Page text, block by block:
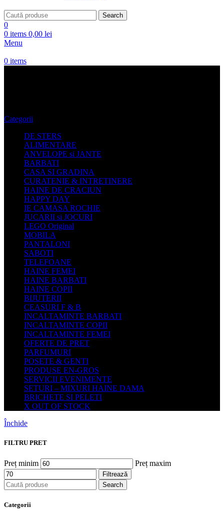
Search
0
0 items 0,00 lei
Menu
0 items
Categorii
DE STERS
ALIMENTARE
ANVELOPE si JANTE
BARBATI
CASA SI GRADINA
CURATENIE & INTRETINERE
HAINE DE CRACIUN
HAPPY DAY
IE CAMASA ROCHIE
JUCARII si JOCURI
LEGO Original
MOBILA
PANTALONI
SABOTI
TELEFOANE
HAINE FEMEI
HAINE BARBATI
HAINE COPII
BIJUTERII
CEASURI F & B
INCALTAMINTE BARBATI
INCALTAMINTE COPII
INCALTAMINTE FEMEI
OFERTE DE PRET
PARFUMURI
POSETE & GENTI
PRODUSE EN-GROS
SERVICII EVENIMENTE
SETURI – MIXURI HAINE DAMA
BRICHETE SI PELETI
X OUT OF STOCK
Închide
FILTRU PRET
Preț minim Preț maxim
Filtrează
Search
Categorii